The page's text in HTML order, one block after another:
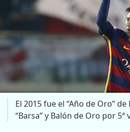
El 2015 fue el “Año de Oro”
“Barsa” y Balón de Oro por 5ª